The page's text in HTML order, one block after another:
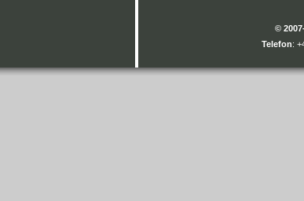
©
Telefon: